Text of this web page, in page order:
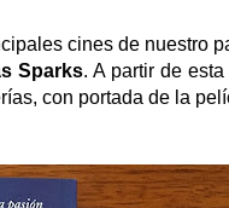
cines de nuestro
Sparks. A partir de
con portada de la